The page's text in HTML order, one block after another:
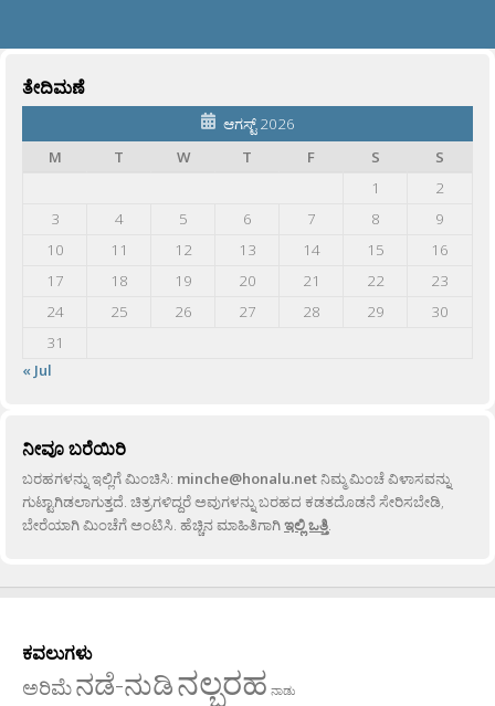
ತೇದಿಮಣೆ
ಆಗಸ್ಟ್ 2026
M
T W T F S
S
1
2
3
4 5 6 7 8
9
10
11 12 13 14 15
16
17
18 19 20 21 22
23
24
25 26 27 28 29
30
31
« Jul
ನೀವೂ ಬರೆಯಿರಿ
ಬರಹಗಳನ್ನು ಇಲ್ಲಿಗೆ ಮಿಂಚಿಸಿ: minche@honalu.netನಿಮ್ಮ ಮಿಂಚೆ ವಿಳಾಸವನ್ನು
ಗುಟ್ಟಾಗಿಡಲಾಗುತ್ತದೆ. ಚಿತ್ರಗಳಿದ್ದರೆ ಅವುಗಳನ್ನು ಬರಹದ ಕಡತದೊಡನೆ ಸೇರಿಸಬೇಡಿ,
ಬೇರೆಯಾಗಿ ಮಿಂಚೆಗೆ ಅಂಟಿಸಿ. ಹೆಚ್ಚಿನ ಮಾಹಿತಿಗಾಗಿಇಲ್ಲಿ ಒತ್ತಿ.
ಕವಲುಗಳು
ಅರಿಮೆನಡೆ-ನುಡಿನಲ್ಬರಹ ನಾಡು